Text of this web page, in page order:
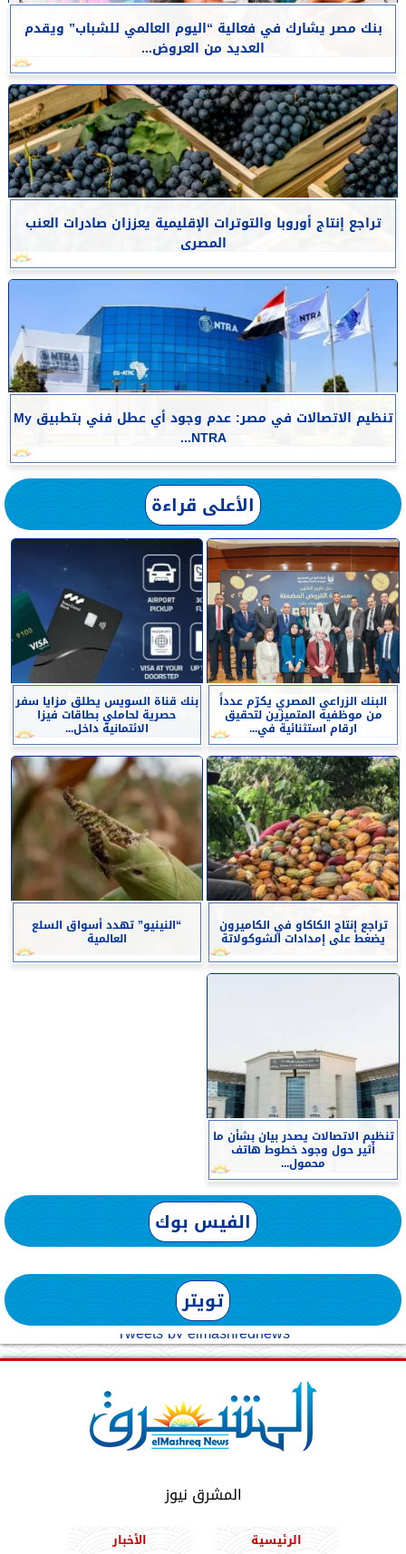
بنك مصر يشارك في فعالية “اليوم العالمي للشباب” ويقدم
العديد من العروض...
تراجع إنتاج أوروبا والتوترات الإقليمية يعززان صادرات العنب
المصرى
تنظيم الاتصالات في مصر: عدم وجود أي عطل فني بتطبيق My
NTRA...
الأعلى قراءة
البنك الزراعي المصري يكرّم عدداً
من موظفيه المتميزين لتحقيق
ارقام استثنائية في...
بنك قناة السويس يطلق مزايا سفر
حصرية لحاملي بطاقات فيزا
الائتمانية داخل...
تراجع إنتاج الكاكاو في الكاميرون
يضغط على إمدادات الشوكولاتة
“النينيو” تهدد أسواق السلع
العالمية
تنظيم الاتصالات يصدر بيان بشأن ما
أثير حول وجود خطوط هاتف
محمول...
الفيس بوك
تويتر
Tweets by elmashreqnews
المشرق نيوز
الرئيسية الأخبار